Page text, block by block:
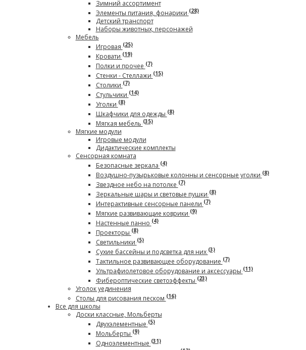
Зимний ассортимент
Элементы питания, фонарики(28)
Детский транспорт
Наборы животных, персонажей
Мебель
Игровая(25)
Кровати(19)
Полки и прочее(7)
Стенки - Стеллажи(15)
Столики(7)
Стульчики(14)
Уголки(8)
Шкафчики для одежды(8)
Мягкая мебель(35)
Мягкие модули
Игровые модули
Дидактические комплекты
Сенсорная комната
Безопасные зеркала(4)
Воздушно-пузырьковые колонны и сенсорные уголки(8)
Звездное небо на потолке(7)
Зеркальные шары и световые пушки(8)
Интерактивные сенсорные панели(7)
Мягкие развивающие коврики(9)
Настенные панно(4)
Проекторы(8)
Светильники(5)
Сухие бассейны и подсветка для них(3)
Тактильное развивающее оборудование(7)
Ультрафиолетовое оборудование и аксессуары(11)
Фибероптические светоэффекты(23)
Уголок уединения
Столы для рисования песком(16)
Все для школы
Доски классные, Мольберты
Двухэлементные(5)
Мольберты(9)
Одноэлементные(31)